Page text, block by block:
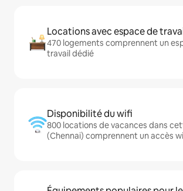
Locations avec espace de
470 logements comprennent un
travail dédié
Disponibilité du wifi
800 locations de vacances dans
(Chennai) comprennent un accès